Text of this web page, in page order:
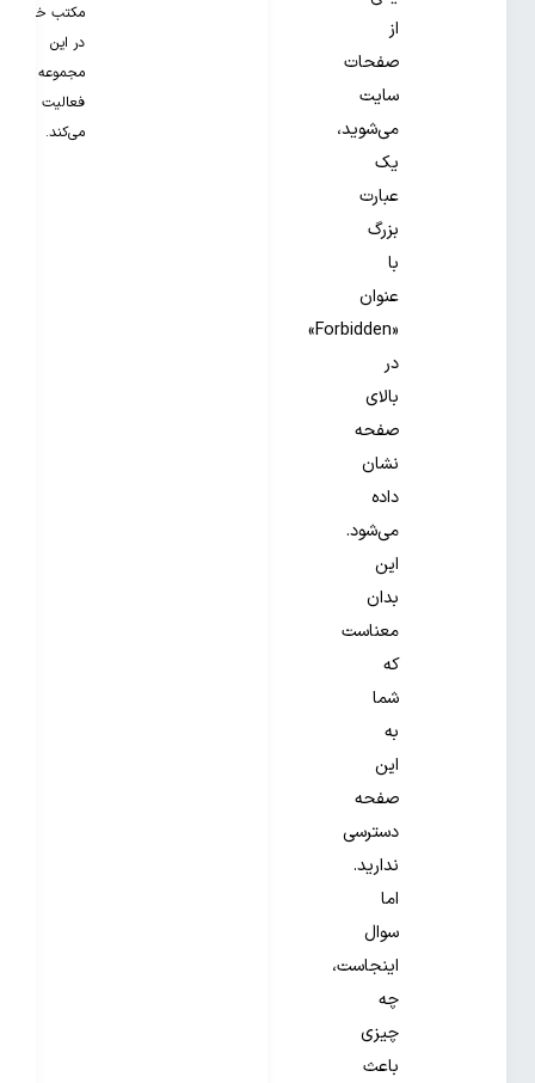
از
صفحات
سایت
می‌شوید،
یک
عبارت
بزرگ
با
عنوان
«Forbidden»
در
بالای
صفحه
نشان
داده
می‌شود.
این
بدان
معناست
که
شما
به
این
صفحه
دسترسی
ندارید.
اما
سوال
اینجاست،
چه
چیزی
باعث
مکتب خونه
در این
مجموعه
فعالیت
می‌کند.